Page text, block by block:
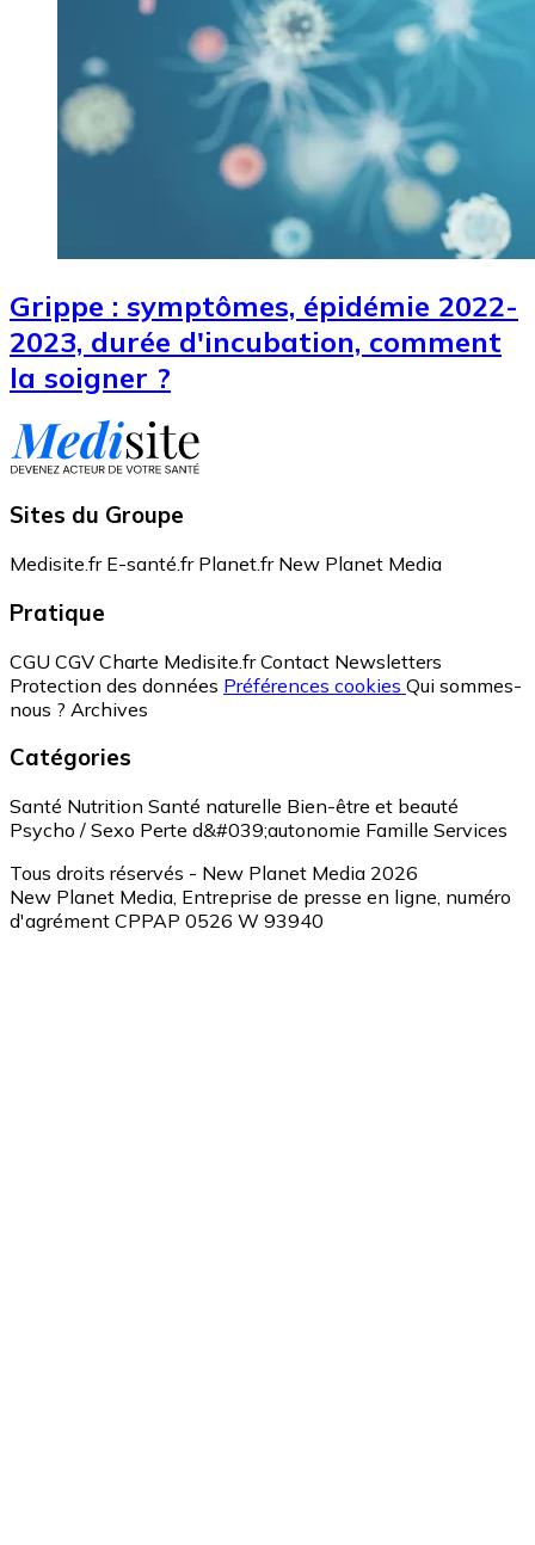
Grippe : symptômes, épidémie 2022-
2023, durée d'incubation, comment
la soigner ?
Sites du Groupe
Medisite.fr E-santé.fr Planet.fr New Planet Media
Pratique
CGU CGV Charte Medisite.fr Contact Newsletters
Protection des données Préférences cookies Qui sommes-
nous ? Archives
Catégories
Santé Nutrition Santé naturelle Bien-être et beauté
Psycho / Sexo Perte d&#039;autonomie Famille Services
Tous droits réservés - New Planet Media 2026
New Planet Media, Entreprise de presse en ligne, numéro
d'agrément CPPAP 0526 W 93940